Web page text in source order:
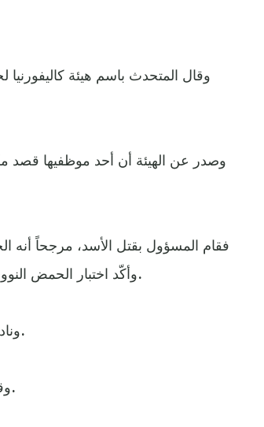
وقال المتحدث باسم هيئة كاليفورنيا
وصدر عن الهيئة أن أحد موظفيها قصد
فقام المسؤول بقتل الأسد، مرجحاً
وأكّد اختبار الحمض النووي في وقت لاحق أن الحيوان ذاته هو الذي هاجم الطفل.
ونادراً ما تسجّل هجمات لأسود الجبل في الشمال الأمريكي.
وقالت السلطات إن الحيوان الذي قام بالهجوم كان صغيرا.